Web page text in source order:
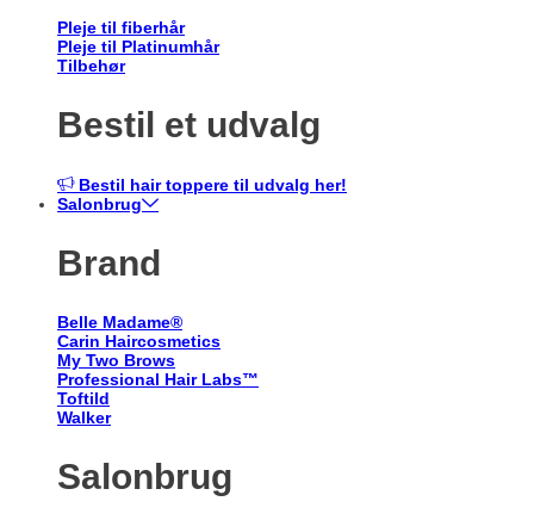
Pleje til fiberhår
Pleje til Platinumhår
Tilbehør
Bestil et udvalg
Bestil hair toppere til udvalg her!
Salonbrug
Brand
Belle Madame®
Carin Haircosmetics
My Two Brows
Professional Hair Labs™
Toftild
Walker
Salonbrug